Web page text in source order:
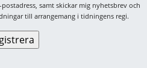
postadress, samt skickar mig nyhetsbrev och
till arrangemang i tidningens regi.